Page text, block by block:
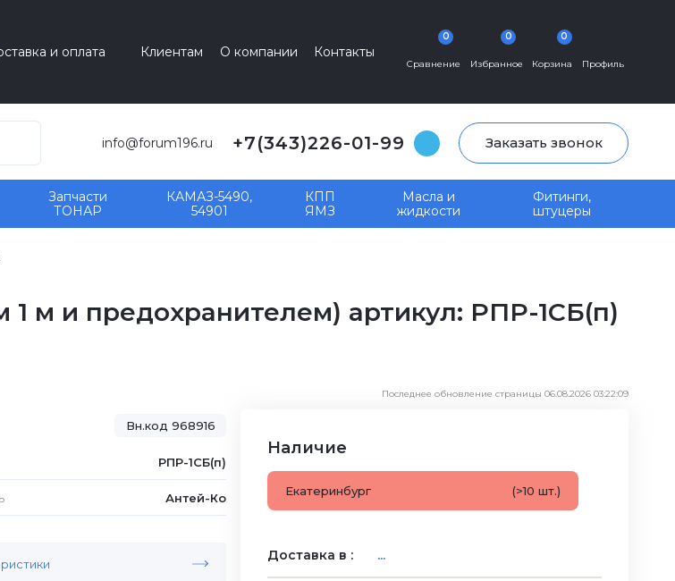
и оплата Клиентам О компании Контакты
Сравнение
0
Избранное
0
Корзина
0
Профиль
info@forum196.ru +7(343)226-01-99 Заказать звонок
Запчасти
ТОНАР
КАМАЗ-5490,
54901
КПП
ЯМЗ
Масла и
жидкости
Фитинги,
штуцеры
м и предохранителем) артикул: РПР-1СБ(п)
Последнее обновление страницы 06.08.2026 03:22:09
Вн.код 968916
РПР-1СБ(п)
Антей-Ко
Наличие
Екатеринбург (>10 шт.)
Доставка в : ...